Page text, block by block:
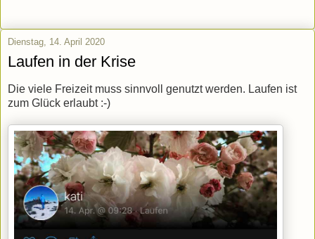
Dienstag, 14. April 2020
Laufen in der Krise
Die viele Freizeit muss sinnvoll genutzt werden. Laufen ist
zum Glück erlaubt :-)